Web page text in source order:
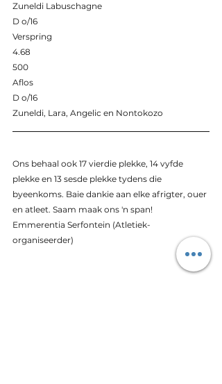
Zuneldi Labuschagne
D o/16
Verspring
4.68
500
Aflos
D o/16
Zuneldi, Lara, Angelic en Nontokozo
Ons behaal ook 17 vierdie plekke, 14 vyfde
plekke en 13 sesde plekke tydens die
byeenkoms. Baie dankie aan elke afrigter, ouer
en atleet. Saam maak ons 'n span!
Emmerentia Serfontein (Atletiek-
organiseerder)